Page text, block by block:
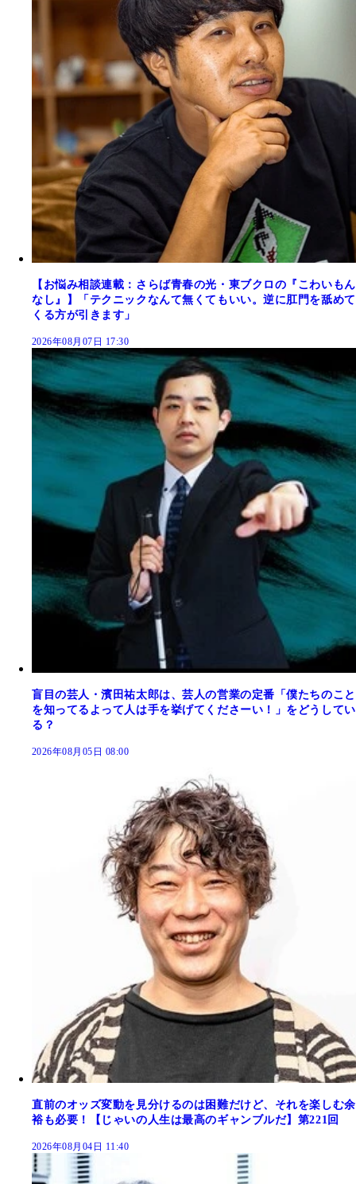
【お悩み相談連載：さらば青春の光・東ブクロの『こわいもん
なし』】「テクニックなんて無くてもいい。逆に肛門を舐めて
くる方が引きます」
2026年08月07日 17:30
盲目の芸人・濱田祐太郎は、芸人の営業の定番「僕たちのこと
を知ってるよって人は手を挙げてくださーい！」をどうしてい
る？
2026年08月05日 08:00
直前のオッズ変動を見分けるのは困難だけど、それを楽しむ余
裕も必要！【じゃいの人生は最高のギャンブルだ】第221回
2026年08月04日 11:40